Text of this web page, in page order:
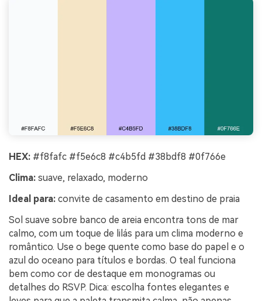
HEX: #f8fafc #f5e6c8 #c4b5fd #38bdf8 #0f766e
Clima: suave, relaxado, moderno
Ideal para: convite de casamento em destino de praia
Sol suave sobre banco de areia encontra tons de mar
calmo, com um toque de lilás para um clima moderno e
romântico. Use o bege quente como base do papel e o
azul do oceano para títulos e bordas. O teal funciona
bem como cor de destaque em monogramas ou
detalhes do RSVP. Dica: escolha fontes elegantes e